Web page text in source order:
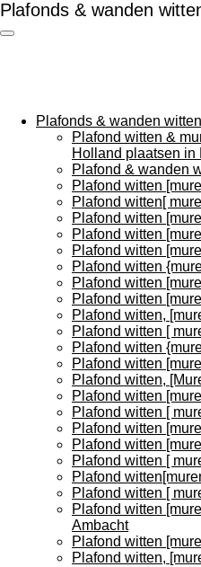
Ga
direct
Plafonds & wanden
Plafonds & wanden
Plafond witten &
Holland plaatsen in
Plafond & wanden
Plafond witten
Plafond witten[
Plafond witten
Plafond witten
Plafond witten
Plafond witten
Plafond witten
Plafond witten
Plafond witten,
Plafond witten [
Plafond witten
Plafond witten
Plafond witten,
Plafond witten
Plafond witten [
Plafond witten
Plafond witten
Plafond witten [
Plafond
Plafond witten [
Plafond witten
Ambacht
Plafond witten
Plafond witten,